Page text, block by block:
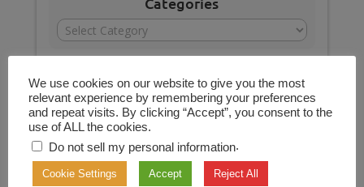
Categories
Archives
Archives
We use cookies on our website to give you the most
relevant experience by remembering your preferences
and repeat visits. By clicking “Accept”, you consent to the
use of ALL the cookies.
Do not sell my personal information.
Cookie Settings Accept Reject All